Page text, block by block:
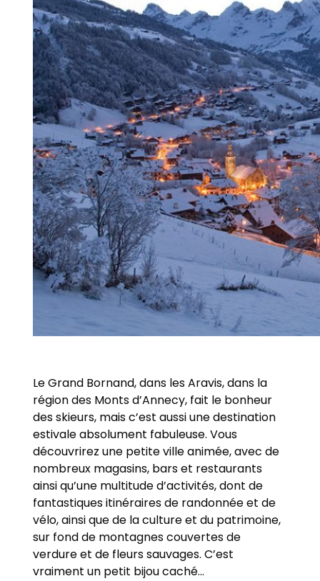
Le Grand Bornand, dans les Aravis, dans la
région des Monts d’Annecy, fait le bonheur
des skieurs, mais c’est aussi une destination
estivale absolument fabuleuse. Vous
découvrirez une petite ville animée, avec de
nombreux magasins, bars et restaurants
ainsi qu’une multitude d’activités, dont de
fantastiques itinéraires de randonnée et de
vélo, ainsi que de la culture et du patrimoine,
sur fond de montagnes couvertes de
verdure et de fleurs sauvages. C’est
vraiment un petit bijou caché…